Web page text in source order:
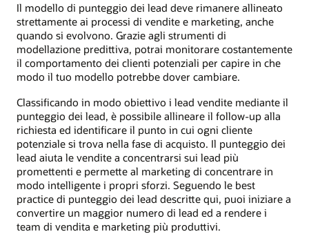
Il modello di punteggio dei lead deve rimanere allineato
strettamente ai processi di vendite e marketing, anche
quando si evolvono. Grazie agli strumenti di
modellazione predittiva, potrai monitorare costantemente
il comportamento dei clienti potenziali per capire in che
modo il tuo modello potrebbe dover cambiare.
Classificando in modo obiettivo i lead vendite mediante il
punteggio dei lead, è possibile allineare il follow-up alla
richiesta ed identificare il punto in cui ogni cliente
potenziale si trova nella fase di acquisto. Il punteggio dei
lead aiuta le vendite a concentrarsi sui lead più
promettenti e permette al marketing di concentrare in
modo intelligente i propri sforzi. Seguendo le best
practice di punteggio dei lead descritte qui, puoi iniziare a
convertire un maggior numero di lead ed a rendere i
team di vendita e marketing più produttivi.